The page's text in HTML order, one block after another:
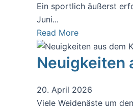
Ein sportlich äußerst
Juni...
Read More
Neuigkeiten
20. April 2026
Viele Weidenäste um